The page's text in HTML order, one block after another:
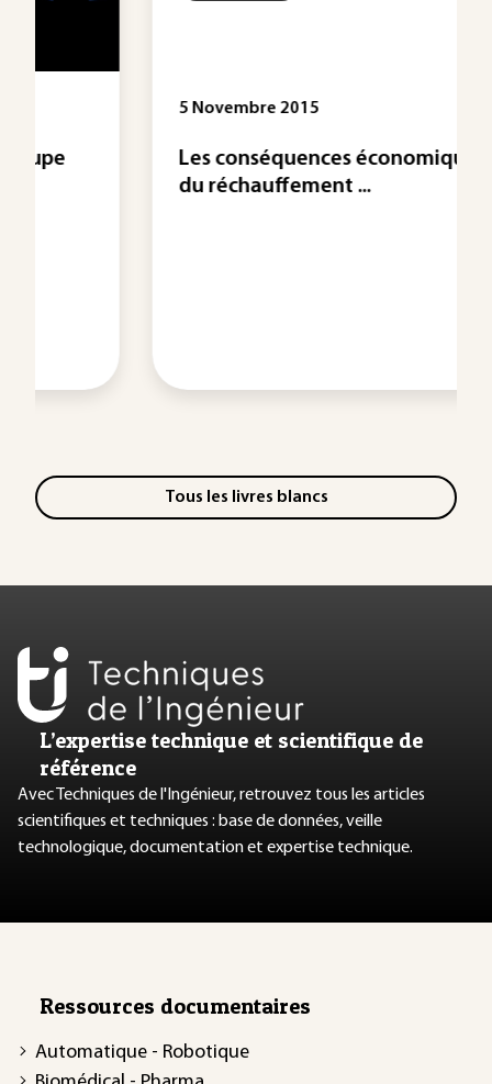
5 Novembre 2015
Les conséquences économiques
du réchauffement ...
Tous les livres blancs
L’expertise technique et scientifique de
référence
Avec Techniques de l'Ingénieur, retrouvez tous les articles
scientifiques et techniques : base de données, veille
technologique, documentation et expertise technique.
Ressources documentaires
Automatique - Robotique